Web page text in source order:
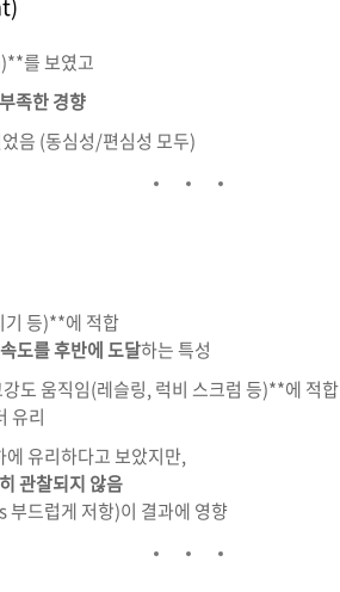
를보였고
부족한경향
음 (동심성/편심성 모두)
기 등)**에 적합
속도를후반에도달하는특성
도움직임(레슬링, 럭비 스크럼 등)**에 적합
유리
에 유리하다고보았지만,
관찰되지 않음
부드럽게 저항)이 결과에 영향